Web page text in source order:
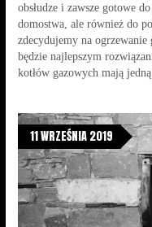
obsłudze i zawsze gotowe
domostwa, ale również do
zdecydujemy na
będzie najlepszym
kotłów gazowych mają
11 WRZEŚNIA 2019